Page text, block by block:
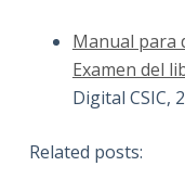
Manual para
Examen del
Digital CSIC,
Related posts: